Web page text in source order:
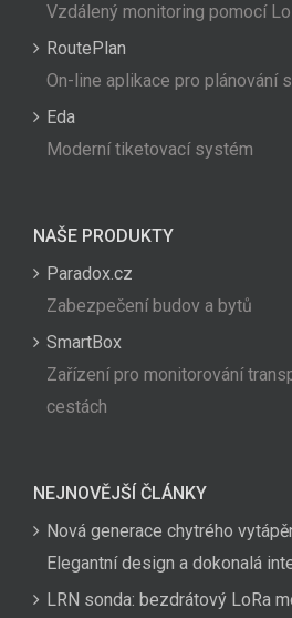
Vzdálený monitoring pomocí
RoutePlan
On-line aplikace pro plánování
Eda
Moderní tiketovací systém
NAŠE PRODUKTY
Paradox.cz
Zabezpečení budov a bytů
SmartBox
Zařízení pro monitorování
cestách
NEJNOVĚJŠÍ ČLÁNKY
Nová generace chytrého
Elegantní design a dokonalá
LRN sonda: bezdrátový LoRa